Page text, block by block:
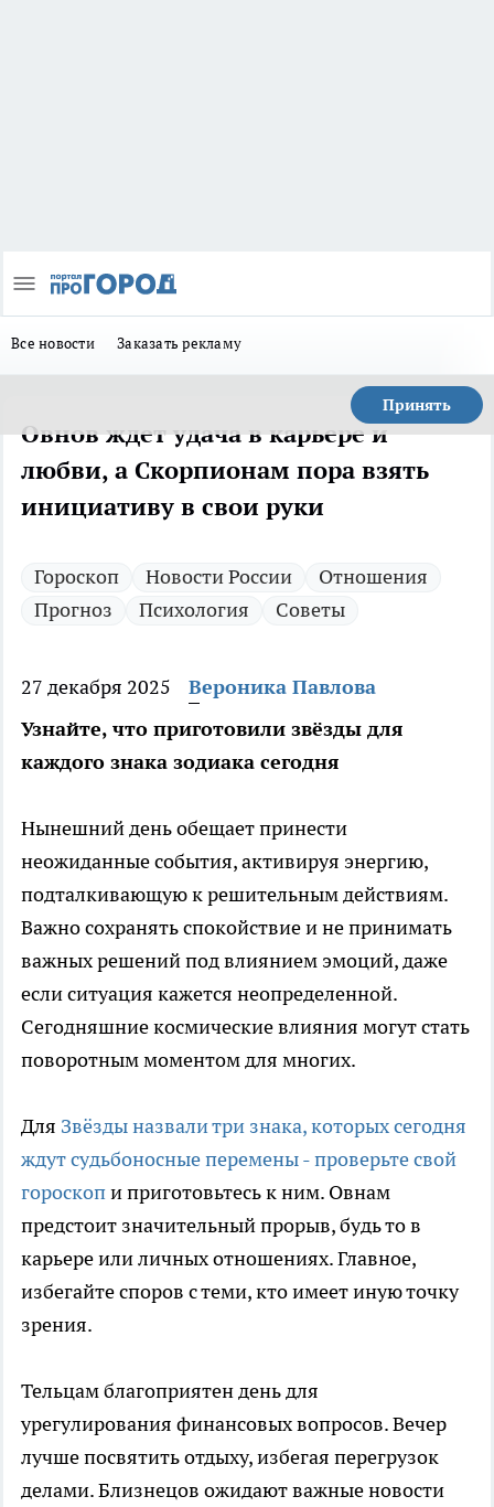
Все новости Заказать рекламу
Принять
Овнов ждет удача в карьере и
любви, а Скорпионам пора взять
инициативу в свои руки
Гороскоп Новости России
Отношения
Прогноз
Психология Советы
27 декабря 2025
Вероника Павлова
Узнайте, что приготовили звёзды для
каждого знака зодиака сегодня
Нынешний день обещает принести
неожиданные события, активируя энергию,
подталкивающую к решительным действиям.
Важно сохранять спокойствие и не принимать
важных решений под влиянием эмоций, даже
если ситуация кажется неопределенной.
Сегодняшние космические влияния могут стать
поворотным моментом для многих.
Для Звёзды назвали три знака, которых сегодня
ждут судьбоносные перемены - проверьте свой
гороскопи приготовьтесь к ним. Овнам
предстоит значительный прорыв, будь то в
карьере или личных отношениях. Главное,
избегайте споров с теми, кто имеет иную точку
зрения.
Тельцам благоприятен день для
урегулирования финансовых вопросов. Вечер
лучше посвятить отдыху, избегая перегрузок
делами. Близнецов ожидают важные новости